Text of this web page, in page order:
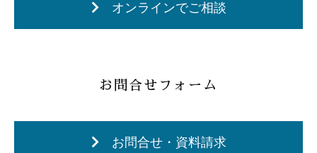
オンラインでご相談
お問合せフォーム
お問合せ・資料請求